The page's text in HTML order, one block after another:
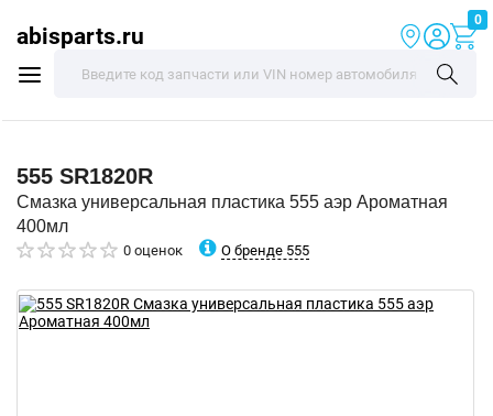
abisparts.ru
0
555 SR1820R
Смазка универсальная пластика 555 аэр Ароматная
400мл
0 оценок О бренде 555